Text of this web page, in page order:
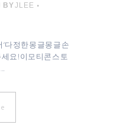
BYJLEE
다정한 몽글몽글 손
요! 이모티콘 스토